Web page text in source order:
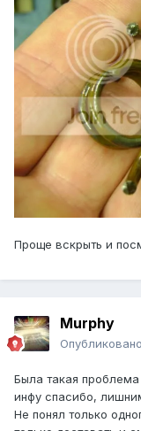
Проще вскрыть и
Murphy
Опубликовано
Была такая
инфу спасибо,
Не понял только